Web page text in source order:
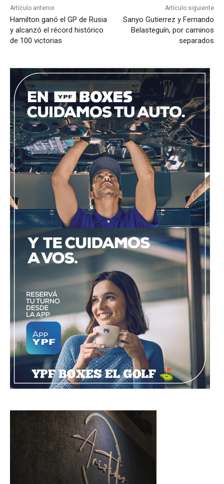
Artículo anterior
Hamilton ganó el GP de Rusia
y alcanzó el récord histórico
de 100 victorias
Artículo siguiente
Sanyo Gutierrez y Fernando
Belasteguín, por caminos
separados